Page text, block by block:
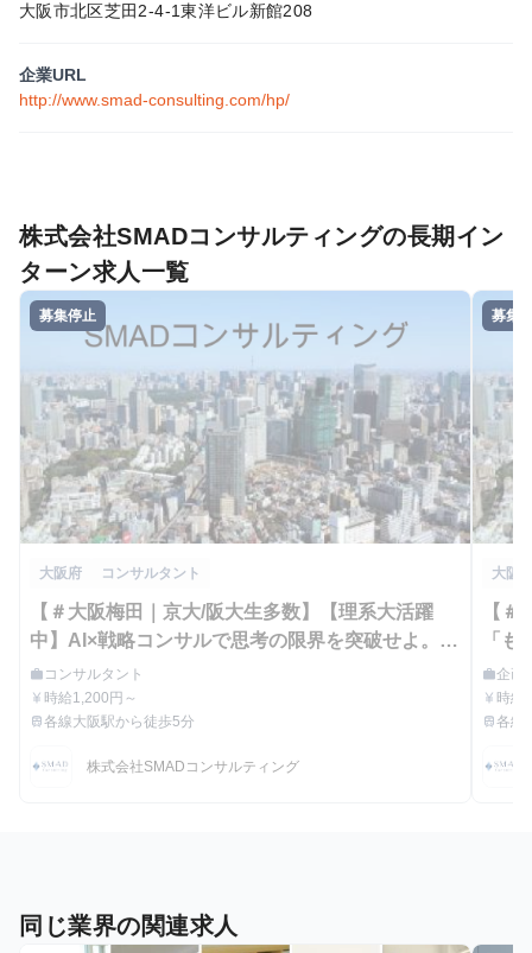
大阪市北区芝田2-4-1東洋ビル新館208
企業URL
http://www.smad-consulting.com/hp/
株式会社SMADコンサルティングの長期イン
ターン求人一覧
募集停止
大阪府 コンサルタント
【＃大阪梅田｜京大/阪大生多数】【理系大活躍
中】AI×戦略コンサルで思考の限界を突破せよ。経
営者の未来を描く、超実践型インターン - 株式会
社SMADコンサルティングの長期・有給インター
ンシップ
職種
work コンサルタント
給与
currency_yen 時給1,200円～
最寄駅
train 各線大阪駅から徒歩5分
株式会社SMADコンサルティング
募集
大阪
【
「
題解
職種
work企画
給与
currency_yen 時給
最寄駅
train各線
同じ業界の関連求人